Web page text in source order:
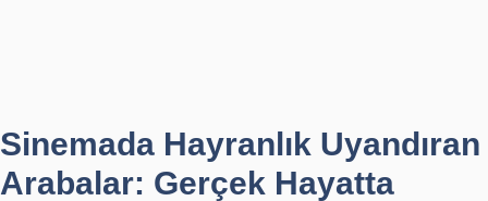
Sinemada Hayranlık Uyandıran
Arabalar: Gerçek Hayatta